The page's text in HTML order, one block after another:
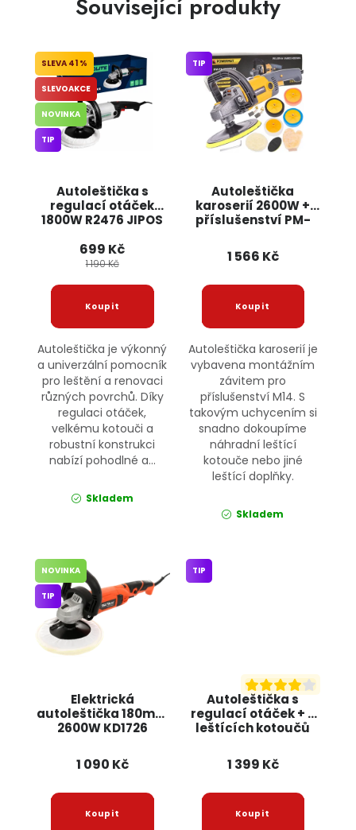
Související produkty
Autoleštička s
regulací otáček
1800W R2476 JIPOS
41 %
SLEVOAKCE
NOVINKA
TIP
699 Kč
1 190 Kč
Autoleštička je výkonný
a univerzální pomocník
pro leštění a renovaci
různých povrchů. Díky
regulaci otáček,
velkému kotouči a
robustní konstrukci
nabízí pohodlné a...
Skladem
Autoleštička
karoserií 2600W +
příslušenství PM-
POWERMAT
TIP
1 566 Kč
Autoleštička karoserií je
vybavena montážním
závitem pro
příslušenství M14. S
takovým uchycením si
snadno dokoupíme
náhradní leštící
kotouče nebo jiné
leštící doplňky.
Skladem
Elektrická
autoleštička 180mm
2600W KD1726
NOVINKA
TIP
1 090 Kč
Autoleštička s
regulací otáček + 5
leštících kotoučů
TIP
1 399 Kč